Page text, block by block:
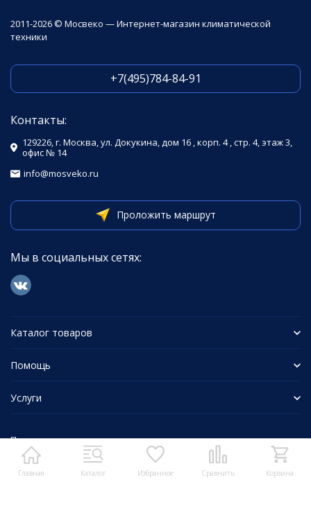
Главная Каталог Избранное Сравнить Корзина
2011-2026 © Мосвеко — Интернет-магазин климатической
техники
+7(495)784-84-91
Контакты:
129226, г. Москва, ул. Докукина, дом 16 , корп. 4 , стр. 4, этаж 3,
офис № 14
info@mosveko.ru
Проложить маршрут
Мы в социальных сетях:
Каталог товаров
Помощь
Услуги
Политика персональных данных